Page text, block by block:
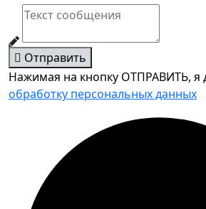
Отправить
Нажимая на кнопку ОТПРАВИТЬ, я
обработку персональных данных